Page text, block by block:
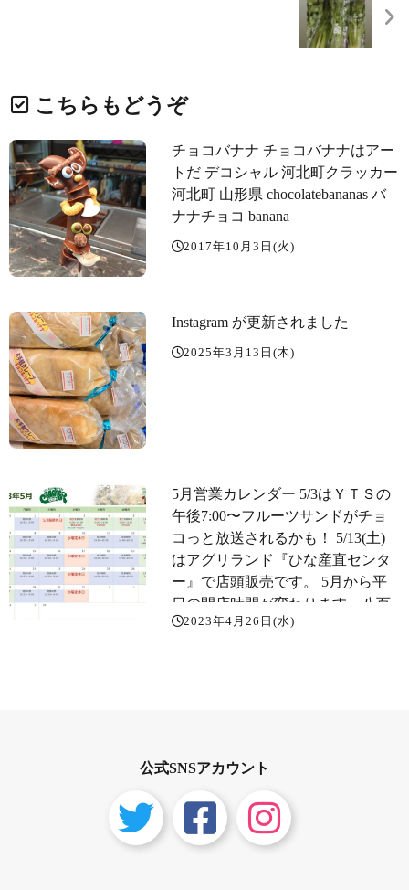
こちらもどうぞ
チョコバナナ チョコバナナはアー
トだ デコシャル 河北町クラッカー
河北町 山形県 chocolatebananas バ
ナナチョコ banana
2017年10月3日(火)
Instagram が更新されました
2025年3月13日(木)
5月営業カレンダー 5/3はＹＴＳの
午後7:00〜フルーツサンドがチョ
コっと放送されるかも！ 5/13(土)
はアグリランド『ひな産直センタ
ー』で店頭販売です。 5月から平
日の開店時間が変わります。八百
屋の給食納入先が増えて配達準備
2023年4月26日(水)
公式SNSアカウント